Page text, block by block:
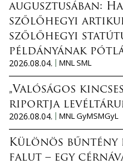
augusztusában:
szőlőhegyi
szőlőhegyi
példányának
2026.08.04.
MNL SML
„Valóságos
riportja
2026.08.04.
MNL GyMSMGyL
Különös bűntény
falut – egy